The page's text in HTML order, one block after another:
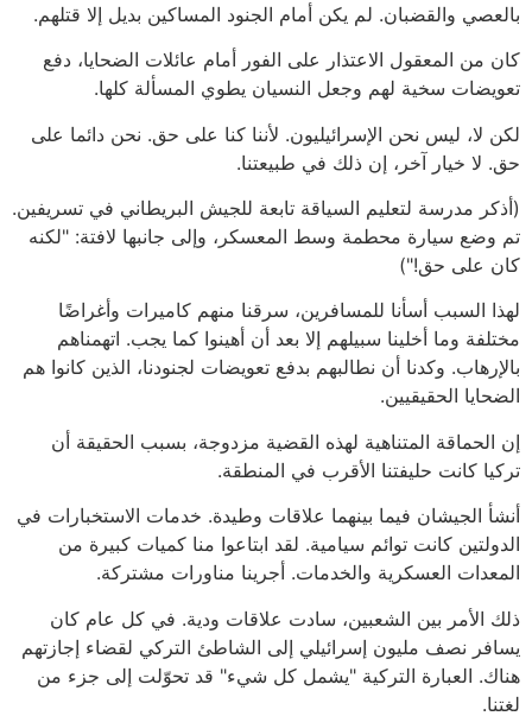
بالعصي والقضبان. لم يكن أمام الجنود المساكين بديل إلا قتلهم.
كان من المعقول الاعتذار على الفور أمام عائلات الضحايا، دفع
تعويضات سخية لهم وجعل النسيان يطوي المسألة كلها.
لكن لا، ليس نحن الإسرائيليون. لأننا كنا على حق. نحن دائما على
حق. لا خيار آخر، إن ذلك في طبيعتنا.
(أذكر مدرسة لتعليم السياقة تابعة للجيش البريطاني في تسريفين.
تم وضع سيارة محطمة وسط المعسكر، وإلى جانبها لافتة: "لكنه
كان على حق!")
لهذا السبب أسأنا للمسافرين، سرقنا منهم كاميرات وأغراضًا
مختلفة وما أخلينا سبيلهم إلا بعد أن أهينوا كما يجب. اتهمناهم
بالإرهاب. وكدنا أن نطالبهم بدفع تعويضات لجنودنا، الذين كانوا هم
الضحايا الحقيقيين.
إن الحماقة المتناهية لهذه القضية مزدوجة، بسبب الحقيقة أن
تركيا كانت حليفتنا الأقرب في المنطقة.
أنشأ الجيشان فيما بينهما علاقات وطيدة. خدمات الاستخبارات في
الدولتين كانت توائم سيامية. لقد ابتاعوا منا كميات كبيرة من
المعدات العسكرية والخدمات. أجرينا مناورات مشتركة.
ذلك الأمر بين الشعبين، سادت علاقات ودية. في كل عام كان
يسافر نصف مليون إسرائيلي إلى الشاطئ التركي لقضاء إجازتهم
هناك. العبارة التركية "يشمل كل شيء" قد تحوّلت إلى جزء من
لغتنا.